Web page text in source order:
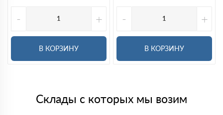
- +
В КОРЗИНУ
- +
В КОРЗИНУ
Склады с которых мы возим